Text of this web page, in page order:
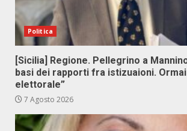
Politica
[Sicilia] Regione. Pellegrino a
basi dei rapporti fra istizuaioni.
elettorale”
7 Agosto 2026